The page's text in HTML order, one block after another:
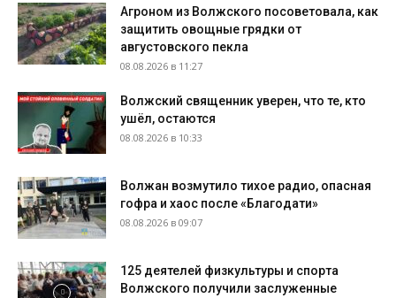
Агроном из Волжского посоветовала, как
защитить овощные грядки от
августовского пекла
08.08.2026 в 11:27
Волжский священник уверен, что те, кто
ушёл, остаются
08.08.2026 в 10:33
Волжан возмутило тихое радио, опасная
гофра и хаос после «Благодати»
08.08.2026 в 09:07
125 деятелей физкультуры и спорта
Волжского получили заслуженные